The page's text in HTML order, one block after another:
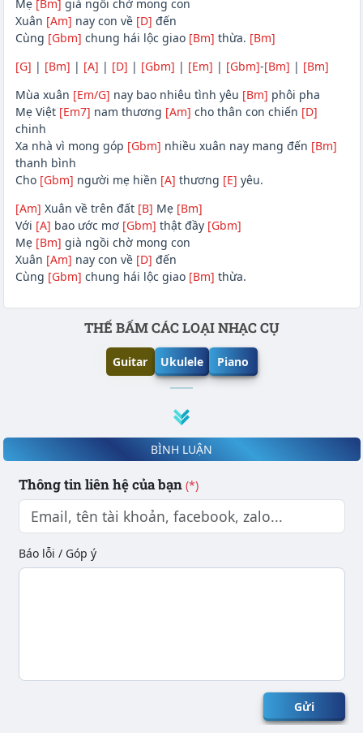
Mẹ [Bm] già ngồi chờ mong con
Xuân [Am] nay con về [D] đến
Cùng [Gbm] chung hái lộc giao [Bm] thừa. [Bm]
[G] | [Bm] | [A] | [D] | [Gbm] | [Em] | [Gbm]-[Bm] | [Bm]
Mùa xuân [Em/G] nay bao nhiêu tình yêu [Bm] phôi pha
Mẹ Việt [Em7] nam thương [Am] cho thân con chiến [D]
chinh
Xa nhà vì mong góp [Gbm] nhiều xuân nay mang đến [Bm]
thanh bình
Cho [Gbm] người mẹ hiền [A] thương [E] yêu.
[Am] Xuân về trên đất [B] Mẹ [Bm]
Với [A] bao ước mơ [Gbm] thật đầy [Gbm]
Mẹ [Bm] già ngồi chờ mong con
Xuân [Am] nay con về [D] đến
Cùng [Gbm] chung hái lộc giao [Bm] thừa.
Phần nội dungTHẾ BẤM CÁC LOẠI NHẠC CỤ
Guitar Ukulele Piano
BÌNH LUẬN
Thông tin liên hệ của bạn (*)
Báo lỗi / Góp ý
Gửi